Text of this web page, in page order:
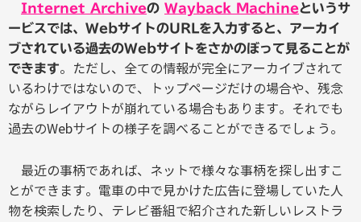
Internet Archiveの Wayback Machineというサ
ービスでは、WebサイトのURLを入力すると、アーカイ
ブされている過去のWebサイトをさかのぼって見ることが
できます。ただし、全ての情報が完全にアーカイブされて
いるわけではないので、トップページだけの場合や、残念
ながらレイアウトが崩れている場合もあります。それでも
過去のWebサイトの様子を調べることができるでしょう。
最近の事柄であれば、ネットで様々な事柄を探し出すこ
とができます。電車の中で見かけた広告に登場していた人
物を検索したり、テレビ番組で紹介された新しいレストラ